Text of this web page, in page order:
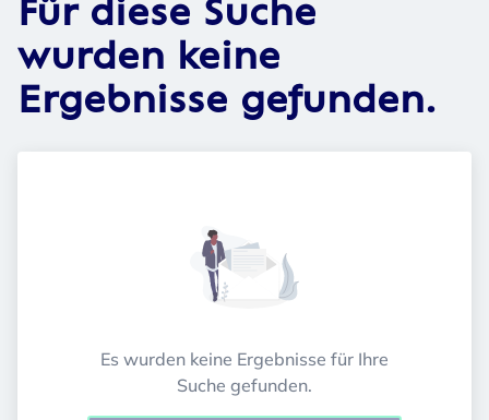
Für diese Suche
wurden keine
Ergebnisse gefunden.
Es wurden keine Ergebnisse für Ihre
Suche gefunden.